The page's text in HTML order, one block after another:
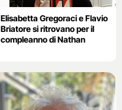
Elisabetta Gregoraci e Flavio
Briatore si ritrovano per il
compleanno di Nathan